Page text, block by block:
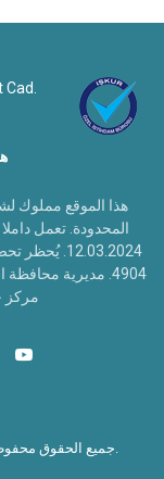
هذا الموقع مملوك
مركز